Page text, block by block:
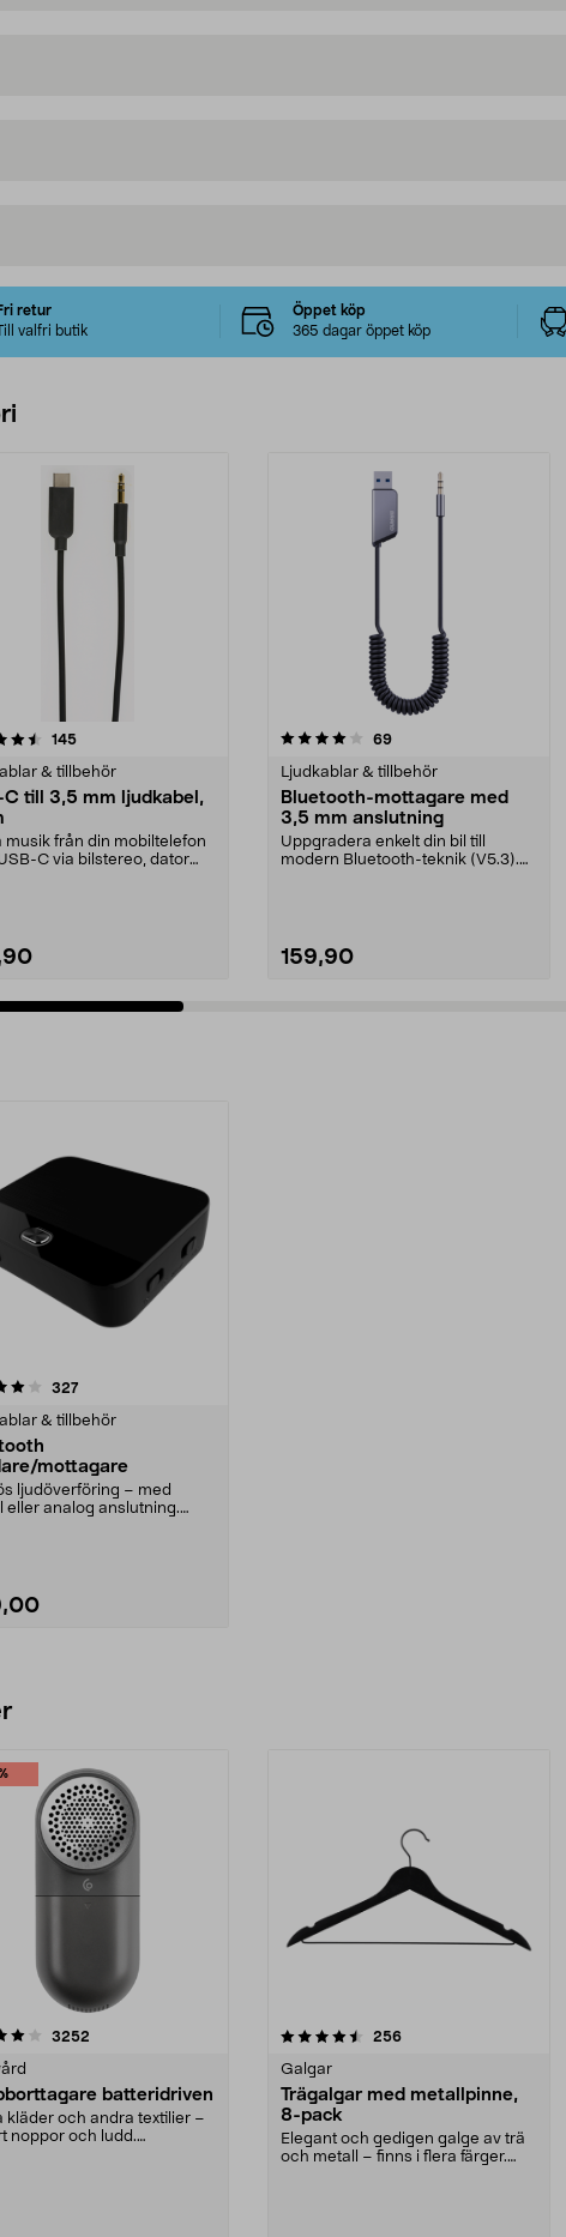
retur
valfri butik
Öppet köp
365 dagar öppet köp
145recensioner
& tillbehör
C till 3,5 mm ljudkabel,
musik från din mobiltelefon
C via bilstereo, dator
4.0 av 5 stjärnor 69recensioner
Ljudkablar & tillbehör
Bluetooth-mottagare med
3,5 mm anslutning
Uppgradera enkelt din bil till
modern Bluetooth-teknik (V5.3).
159,90
4.5 av 5 stjärnor
327recensioner
& tillbehör
mottagare
ljudöverföring – med
eller analog anslutning.
3252
batteridriven
kläder och andra textilier –
noppor och ludd.
4.5av 5 stjärnor 256recensioner
Galgar
Trägalgar med metallpinne,
8-pack
Elegant och gedigen galge av trä
och metall – finns i flera färger.
4.0av 5 stjärnor